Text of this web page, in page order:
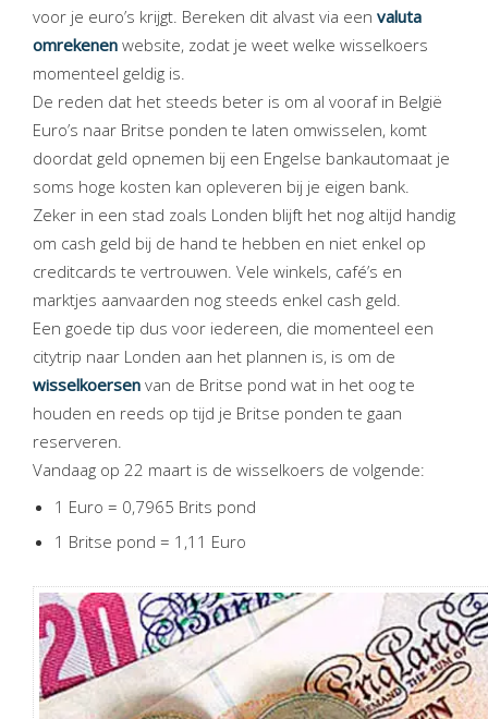
voor je euro’s krijgt. Bereken dit alvast via een valuta
omrekenen website, zodat je weet welke wisselkoers
momenteel geldig is.
De reden dat het steeds beter is om al vooraf in België
Euro’s naar Britse ponden te laten omwisselen, komt
doordat geld opnemen bij een Engelse bankautomaat je
soms hoge kosten kan opleveren bij je eigen bank.
Zeker in een stad zoals Londen blijft het nog altijd handig
om cash geld bij de hand te hebben en niet enkel op
creditcards te vertrouwen. Vele winkels, café’s en
marktjes aanvaarden nog steeds enkel cash geld.
Een goede tip dus voor iedereen, die momenteel een
citytrip naar Londen aan het plannen is, is om de
wisselkoersen van de Britse pond wat in het oog te
houden en reeds op tijd je Britse ponden te gaan
reserveren.
Vandaag op 22 maart is de wisselkoers de volgende:
1 Euro = 0,7965 Brits pond
1 Britse pond = 1,11 Euro